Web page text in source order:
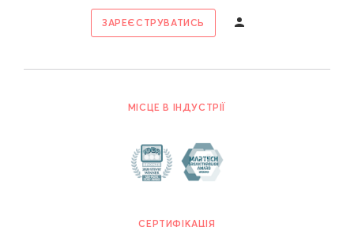
ЗАРЕЄСТРУВАТИСЬ
МІСЦЕ В ІНДУСТРІЇ
СЕРТИФІКАЦІЯ